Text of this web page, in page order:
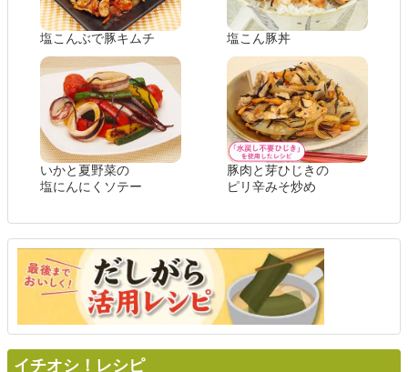
塩こんぶで豚キムチ 塩こん豚丼
いかと夏野菜の
塩にんにくソテー
豚肉と芽ひじきの
ピリ辛みそ炒め
イチオシ！レシピ